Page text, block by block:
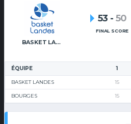
BASKET LANDES
53 - 50
FINAL SCORE
ÉQUIPE 1
BASKET LANDES 15
BOURGES 15